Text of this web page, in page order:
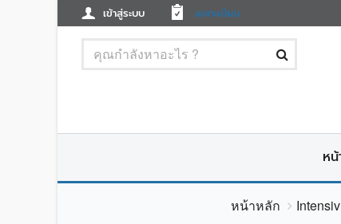
เข้าสู่ระบบ ลงทะเบียน
ห
หน้าหลัก